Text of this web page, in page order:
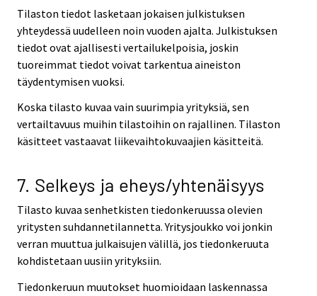
Tilaston tiedot lasketaan jokaisen julkistuksen
yhteydessä uudelleen noin vuoden ajalta. Julkistuksen
tiedot ovat ajallisesti vertailukelpoisia, joskin
tuoreimmat tiedot voivat tarkentua aineiston
täydentymisen vuoksi.
Koska tilasto kuvaa vain suurimpia yrityksiä, sen
vertailtavuus muihin tilastoihin on rajallinen. Tilaston
käsitteet vastaavat liikevaihtokuvaajien käsitteitä.
7. Selkeys ja eheys/yhtenäisyys
Tilasto kuvaa senhetkisten tiedonkeruussa olevien
yritysten suhdannetilannetta. Yritysjoukko voi jonkin
verran muuttua julkaisujen välillä, jos tiedonkeruuta
kohdistetaan uusiin yrityksiin.
Tiedonkeruun muutokset huomioidaan laskennassa